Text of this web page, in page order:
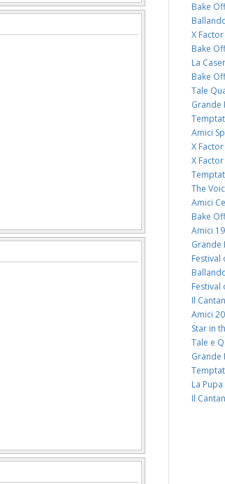
Bake
X
Bake
La
Bake
Tale
Grande
Amici
X
X
The
Amici
Bake
Amici 19
Grande
Festival
Festival
Il
Amici 20
Star in
Tale e
Grande
La
Il